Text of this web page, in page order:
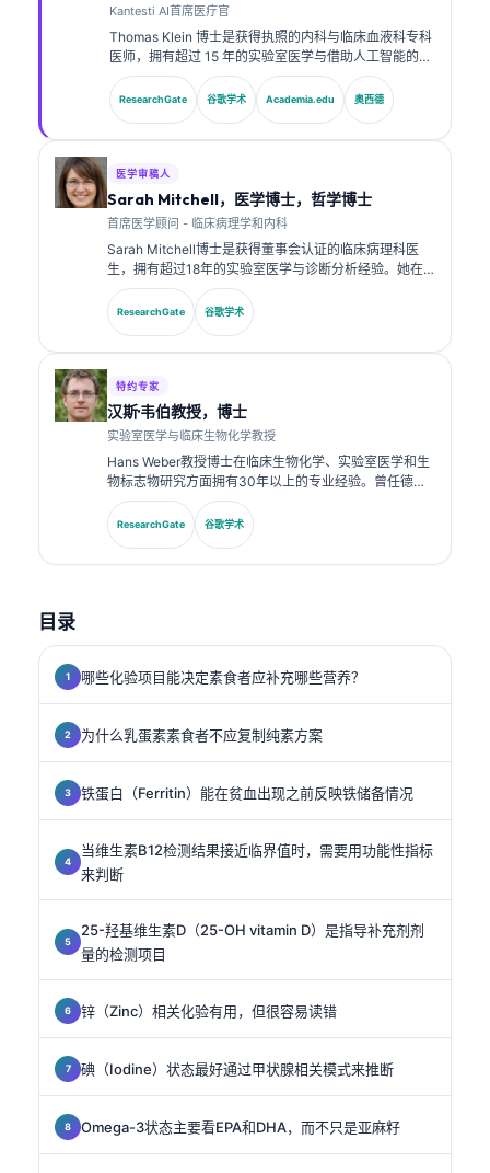
Kantesti AI首席医疗官
Thomas Klein 博士是获得执照的内科与临床血液科专科
医师，拥有超过 15 年的实验室医学与借助人工智能的临
床分析经验。作为 Kantesti AI 的首席医疗官，他负责对
专有神经网络的医学准确性进行临床监督。Klein 博士在
生物标志物解读以及实验室医学相关的实验室诊断方面
ResearchGate 谷歌学术 Academia.edu 奥西德
医学审稿人
Sarah Mitchell，医学博士，哲学博士
首席医学顾问 - 临床病理学和内科
Sarah Mitchell博士是获得董事会认证的临床病理科医
生，拥有超过18年的实验室医学与诊断分析经验。她在
临床化学方面拥有专业认证，并在临床实践中就生物标志
物面板与实验室分析发表了大量研究成果。.
ResearchGate 谷歌学术
特约专家
汉斯·韦伯教授，博士
实验室医学与临床生物化学教授
Hans Weber教授博士在临床生物化学、实验室医学和生
物标志物研究方面拥有30年以上的专业经验。曾任德国
临床化学学会主席，他专注于诊断面板分析、生物标志物
标准化以及AI辅助的实验室医学。.
ResearchGate 谷歌学术
目录
哪些化验项目能决定素食者应补充哪些营养？
为什么乳蛋素素食者不应复制纯素方案
铁蛋白（Ferritin）能在贫血出现之前反映铁储备情况
当维生素B12检测结果接近临界值时，需要用功能性指标
来判断
25-羟基维生素D（25-OH vitamin D）是指导补充剂剂
量的检测项目
锌（Zinc）相关化验有用，但很容易读错
碘（Iodine）状态最好通过甲状腺相关模式来推断
Omega-3状态主要看EPA和DHA，而不只是亚麻籽